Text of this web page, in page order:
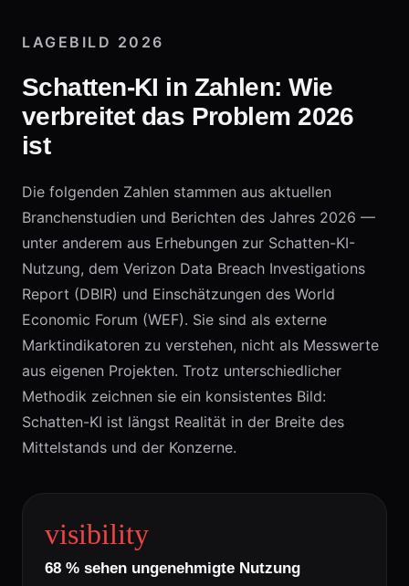
LAGEBILD 2026
Schatten-KI in Zahlen: Wie
verbreitet das Problem 2026
ist
Die folgenden Zahlen stammen aus aktuellen
Branchenstudien und Berichten des Jahres 2026 —
unter anderem aus Erhebungen zur Schatten-KI-
Nutzung, dem Verizon Data Breach Investigations
Report (DBIR) und Einschätzungen des World
Economic Forum (WEF). Sie sind als externe
Marktindikatoren zu verstehen, nicht als Messwerte
aus eigenen Projekten. Trotz unterschiedlicher
Methodik zeichnen sie ein konsistentes Bild:
Schatten-KI ist längst Realität in der Breite des
Mittelstands und der Konzerne.
visibility
68 % sehen ungenehmigte Nutzung